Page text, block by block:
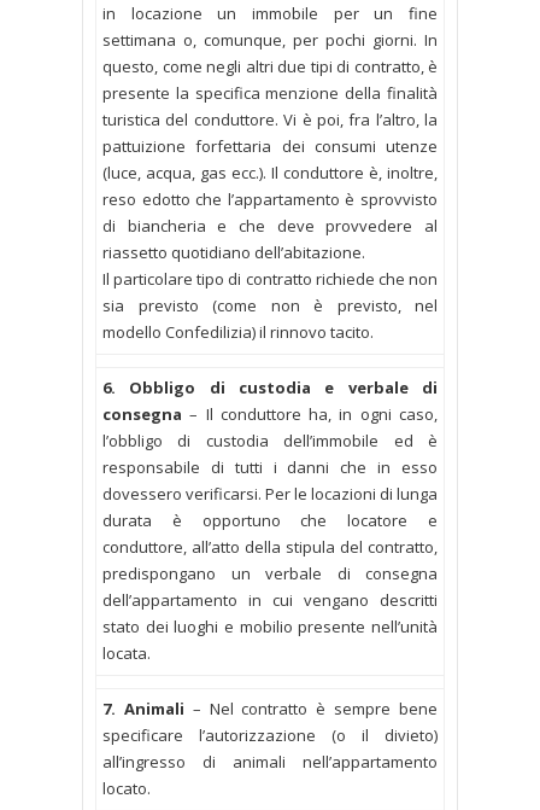
in locazione un immobile per un fine
settimana o, comunque, per pochi giorni. In
questo, come negli altri due tipi di contratto, è
presente la specifica menzione della finalità
turistica del conduttore. Vi è poi, fra l’altro, la
pattuizione forfettaria dei consumi utenze
(luce, acqua, gas ecc.). Il conduttore è, inoltre,
reso edotto che l’appartamento è sprovvisto
di biancheria e che deve provvedere al
riassetto quotidiano dell’abitazione.
Il particolare tipo di contratto richiede che non
sia previsto (come non è previsto, nel
modello Confedilizia) il rinnovo tacito.
6. Obbligo di custodia e verbale di
consegna – Il conduttore ha, in ogni caso,
l’obbligo di custodia dell’immobile ed è
responsabile di tutti i danni che in esso
dovessero verificarsi. Per le locazioni di lunga
durata è opportuno che locatore e
conduttore, all’atto della stipula del contratto,
predispongano un verbale di consegna
dell’appartamento in cui vengano descritti
stato dei luoghi e mobilio presente nell’unità
locata.
7. Animali – Nel contratto è sempre bene
specificare l’autorizzazione (o il divieto)
all’ingresso di animali nell’appartamento
locato.